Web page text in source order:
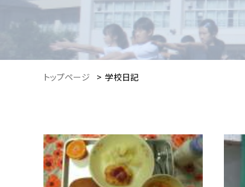
トップページ > 学校日記